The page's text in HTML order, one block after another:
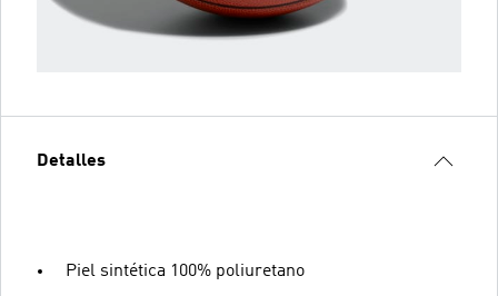
Detalles
Piel sintética 100% poliuretano